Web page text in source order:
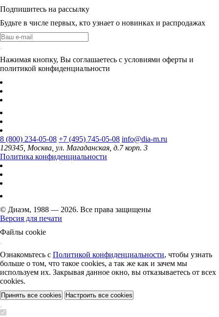
Подпишитесь на рассылку
Будьте в числе первых, кто узнает о новинках и распродажах
Нажимая кнопку, Вы соглашаетесь с условиями оферты и
политикой конфиденциальности
8 (800) 234-05-08 +7 (495) 745-05-08 info@dia-m.ru
129345, Москва, ул. Магаданская, д.7 корп. 3
Политика конфиденциальности
© Диаэм, 1988 — 2026. Все права защищены
Версия для печати
Файлы cookie
Ознакомьтесь с Политикой конфиденциальности, чтобы узнать
больше о том, что такое cookies, а так же как и зачем мы
используем их. Закрывая данное окно, вы отказываетесь от всех
cookies.
Принять все cookies Настроить все cookies